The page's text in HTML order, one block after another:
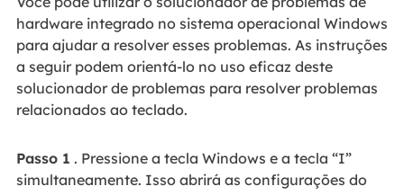
hardware integrado no sistema operacional Windows
para ajudar a resolver esses problemas. As instruções
a seguir podem orientá-lo no uso eficaz deste
solucionador de problemas para resolver problemas
relacionados ao teclado.
Passo 1 . Pressione a tecla Windows e a tecla “I”
simultaneamente. Isso abrirá as configurações do